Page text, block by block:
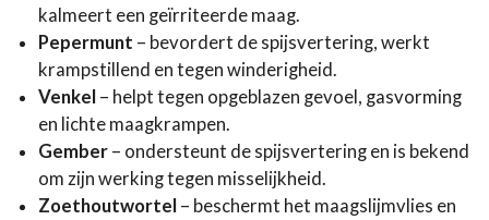
kalmeert een geïrriteerde maag.
Pepermunt – bevordert de spijsvertering, werkt
krampstillend en tegen winderigheid.
Venkel – helpt tegen opgeblazen gevoel, gasvorming
en lichte maagkrampen.
Gember – ondersteunt de spijsvertering en is bekend
om zijn werking tegen misselijkheid.
Zoethoutwortel – beschermt het maagslijmvlies en